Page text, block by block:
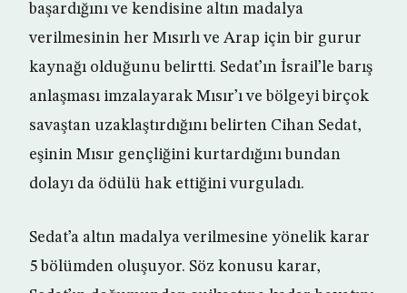
başardığını ve kendisine altın madalya
verilmesinin her Mısırlı ve Arap için bir gurur
kaynağı olduğunu belirtti. Sedat’ın İsrail’le barış
anlaşması imzalayarak Mısır’ı ve bölgeyi birçok
savaştan uzaklaştırdığını belirten Cihan Sedat,
eşinin Mısır gençliğini kurtardığını bundan
dolayı da ödülü hak ettiğini vurguladı.
Sedat’a altın madalya verilmesine yönelik karar
5 bölümden oluşuyor. Söz konusu karar,